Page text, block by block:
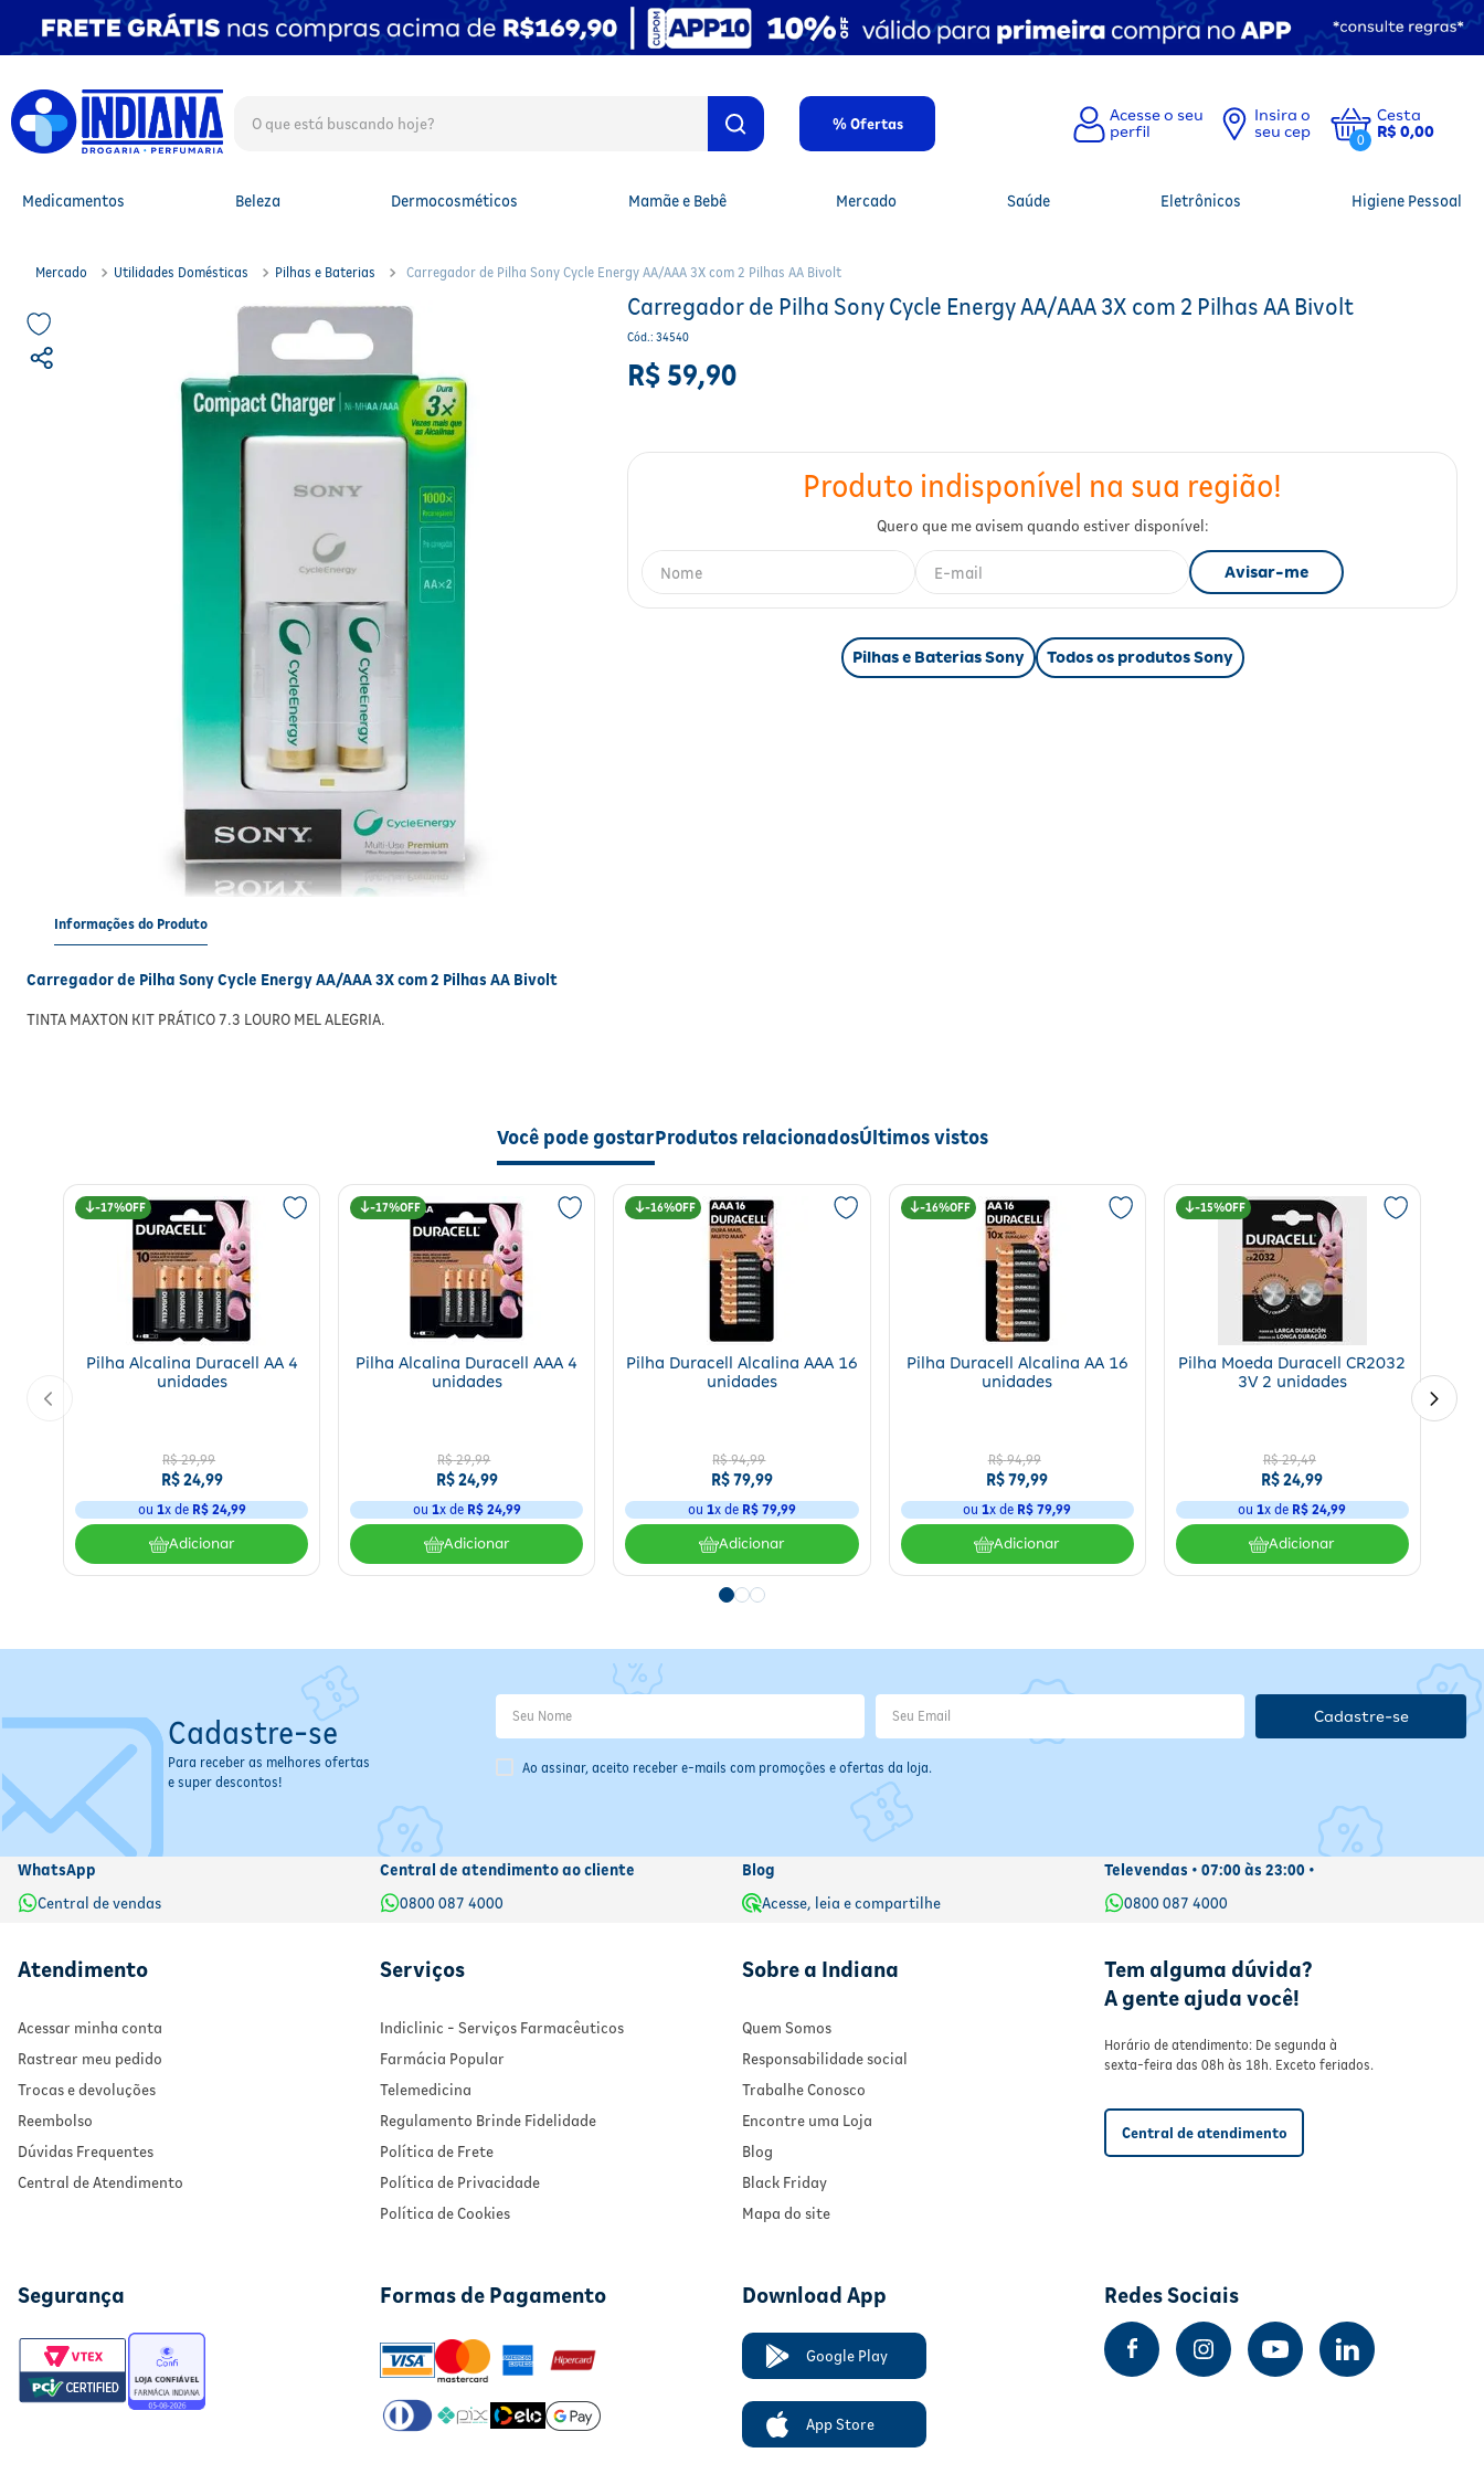
% Ofertas
Insira o
seu cep
0
Cesta
R$ 0,00
Medicamentos Beleza Dermocosméticos Mamãe e Bebê Mercado Saúde Eletrônicos Higiene Pessoal
Mercado Utilidades Domésticas Pilhas e Baterias Carregador de Pilha Sony Cycle Energy AA/AAA 3X com 2 Pilhas AA Bivolt
Carregador de Pilha Sony Cycle Energy AA/AAA 3X com 2 Pilhas AA Bivolt
Cód.:34540
R$ 59,90
Pilhas e Baterias Sony Todos os produtos Sony
Informações do Produto
Carregador de Pilha Sony Cycle Energy AA/AAA 3X com 2 Pilhas AA Bivolt
TINTA MAXTON KIT PRÁTICO 7.3 LOURO MEL ALEGRIA.
Você pode gostarProdutos relacionadosÚltimos vistos
17%
Pilha Alcalina Duracell AA 4
unidades
R$ 29,99
R$ 24,99
ou 1x de R$ 24,99
Adicionar
17%
Pilha Alcalina Duracell AAA 4
unidades
R$ 29,99
R$24,99
ou 1x de R$ 24,99
Adicionar
16%
Pilha Duracell Alcalina AAA 16
unidades
R$ 94,99
R$79,99
ou 1x de R$ 79,99
Adicionar
16%
Pilha Duracell Alcalina AA 16
unidades
R$ 94,99
R$79,99
ou1x de R$ 79,99
Adicionar
15%
Pilha Moeda Duracell CR2032
3V 2 unidades
R$ 29,49
R$24,99
ou1x de R$ 24,99
Adicionar
Cadastre-se
Para receber as melhores ofertas
e super descontos!
Ao assinar, aceito receber e-mails com promoções e ofertas da loja.
Cadastre-se
WhatsApp
Central de vendas
Central de atendimento ao cliente
0800 087 4000
Blog
Acesse, leia e compartilhe
Televendas • 07:00 às 23:00 •
0800 087 4000
Atendimento
Acessar minha conta
Rastrear meu pedido
Trocas e devoluções
Reembolso
Dúvidas Frequentes
Central de Atendimento
Serviços
Indiclinic - Serviços Farmacêuticos
Farmácia Popular
Telemedicina
Regulamento Brinde Fidelidade
Política de Frete
Política de Privacidade
Política de Cookies
Sobre a Indiana
Quem Somos
Responsabilidade social
Trabalhe Conosco
Encontre uma Loja
Blog
Black Friday
Mapa do site
Tem alguma dúvida?
A gente ajuda você!
Horário de atendimento: De segunda à
sexta-feira das 08h às 18h. Exceto feriados.
Central de atendimento
Segurança Formas de Pagamento Download App
Google Play
App Store
Redes Sociais
TERMOS MAIS BUSCADOS
1º
fralda
fralda xg
protetor solar
fralda g